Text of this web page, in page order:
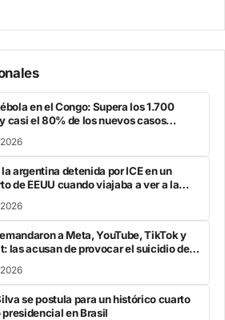
en el Congo: Supera los 1.700
casi el 80% de los nuevos casos
argentina detenida por ICE en un
de EEUU cuando viajaba a ver a la
a Meta, YouTube, TikTok y
las acusan de provocar el suicidio de
se postula para un histórico cuarto
en Brasil